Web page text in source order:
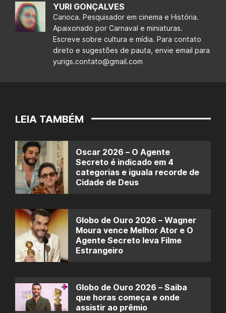
YURI GONÇALVES
Carioca. Pesquisador em cinema e História.
Apaixonado por Carnaval e miniaturas.
Escreve sobre cultura e mídia. Para contato
direto e sugestões de pauta, envie email para
yurigs.contato@gmail.com
LEIA TAMBÉM
Oscar 2026 – O Agente
Secreto é indicado em 4
categorias e iguala recorde de
Cidade de Deus
Globo de Ouro 2026 – Wagner
Moura vence Melhor Ator e O
Agente Secreto leva Filme
Estrangeiro
Globo de Ouro 2026 – Saiba
que horas começa e onde
assistir ao prêmio